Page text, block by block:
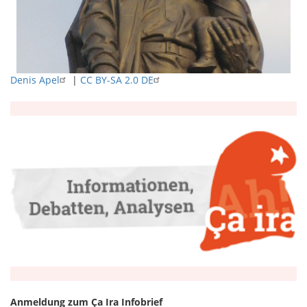
Denis Apel | CC BY-SA 2.0 DE
Anmeldung zum Ça Ira Infobrief